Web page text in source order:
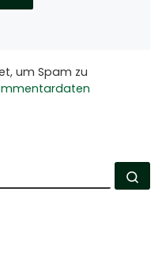
um Spam zu